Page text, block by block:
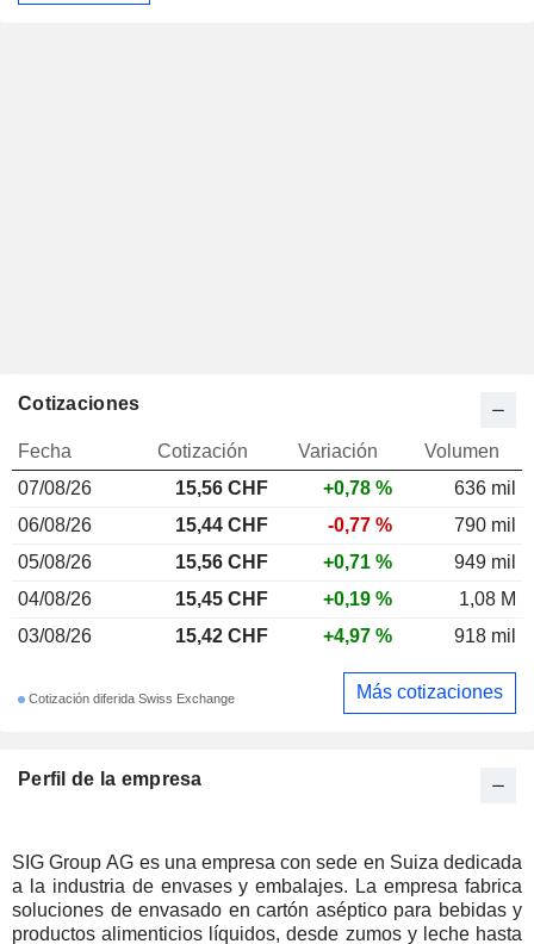
Perfil de la empresa
SIG Group AG es una empresa con sede en Suiza dedicada
a la industria de envases y embalajes. La empresa fabrica
soluciones de envasado en cartón aséptico para bebidas y
productos alimenticios líquidos, desde zumos y leche hasta
Cotizaciones
Fecha Cotización Variación
Volumen
07/08/26
15,56 CHF +0,78 %
636 mil
06/08/26
15,44 CHF -0,77 %
790 mil
05/08/26
15,56 CHF +0,71 %
949 mil
04/08/26
15,45 CHF +0,19 %
1,08 M
03/08/26
15,42 CHF +4,97 % 918 mil
Cotización diferida Swiss Exchange Más cotizaciones